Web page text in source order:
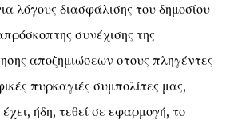
λόγους διασφάλισης του δημοσίου
συνέχισης της
αποζημιώσεων στους πληγέντες
πυρκαγιές συμπολίτες μας,
ήδη, τεθεί σε εφαρμογή, το